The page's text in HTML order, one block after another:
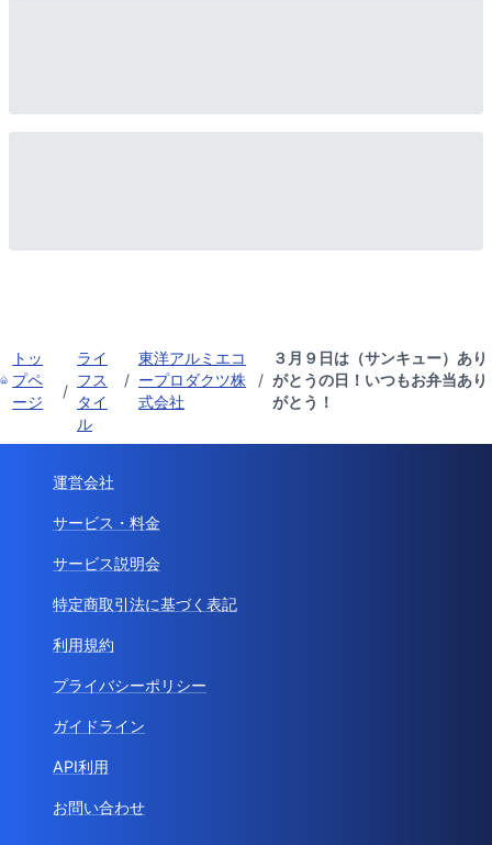
トッ
プペ
ージ
/
ライ
フス
タイ
ル
/
東洋アルミエコ
ープロダクツ株
式会社
/
３月９日は（サンキュー）あり
がとうの日！いつもお弁当あり
がとう！
運営会社
サービス・料金
サービス説明会
特定商取引法に基づく表記
利用規約
プライバシーポリシー
ガイドライン
API利用
お問い合わせ